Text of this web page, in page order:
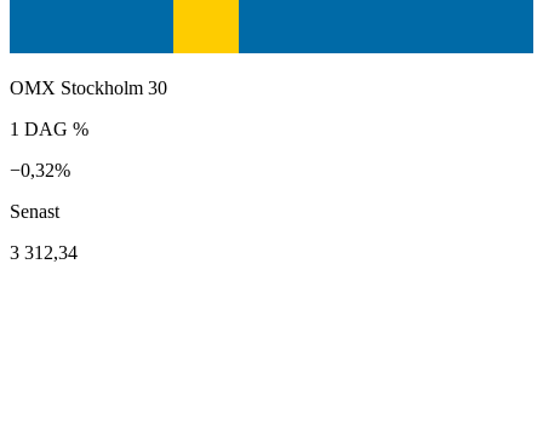
OMX Stockholm 30
1 DAG %
−0,32%
Senast
3 312,34